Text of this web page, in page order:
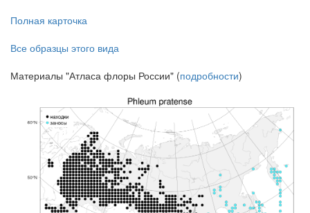
Полная карточка
Все образцы этого вида
Материалы "Атласа флоры России" (подробности)